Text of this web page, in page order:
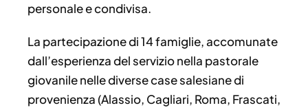
personale e condivisa.
La partecipazione di 14 famiglie, accomunate
dall’esperienza del servizio nella pastorale
giovanile nelle diverse case salesiane di
provenienza (Alassio, Cagliari, Roma, Frascati,